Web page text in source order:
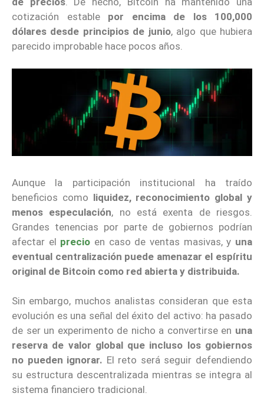
cotización estable por encima de los 100,000
dólares desde principios de junio, algo que hubiera
parecido improbable hace pocos años.
Aunque la participación institucional ha traído
beneficios como liquidez, reconocimiento global y
menos especulación, no está exenta de riesgos.
Grandes tenencias por parte de gobiernos podrían
afectar el precio en caso de ventas masivas, y una
eventual centralización puede amenazar el espíritu
original de Bitcoin como red abierta y distribuida.
Sin embargo, muchos analistas consideran que esta
evolución es una señal del éxito del activo: ha pasado
de ser un experimento de nicho a convertirse en una
reserva de valor global que incluso los gobiernos
no pueden ignorar. El reto será seguir defendiendo
su estructura descentralizada mientras se integra al
sistema financiero tradicional.